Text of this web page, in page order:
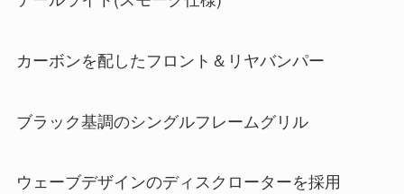
カーボンを配したフロント＆リヤバンパー
ブラック基調のシングルフレームグリル
ウェーブデザインのディスクローターを採用